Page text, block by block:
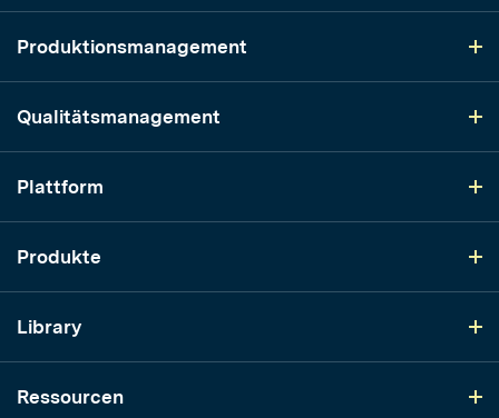
Produktionsmanagement
Qualitätsmanagement
Plattform
Produkte
Library
Ressourcen